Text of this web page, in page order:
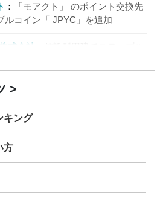
「モアクト」 のポイント交換先
ルコイン「 JPYC」を追加
式会社
信託型円建てステーブル
キング
方